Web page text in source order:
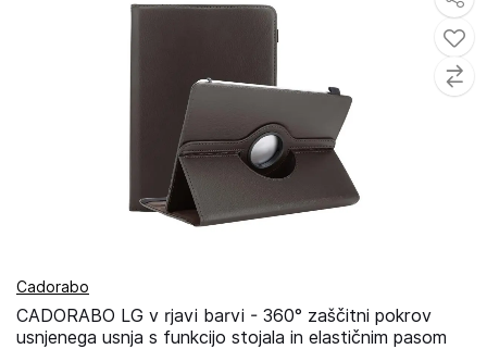
Cadorabo
CADORABO LG v rjavi barvi - 360° zaščitni pokrov
usnjenega usnja s funkcijo stojala in elastičnim pasom